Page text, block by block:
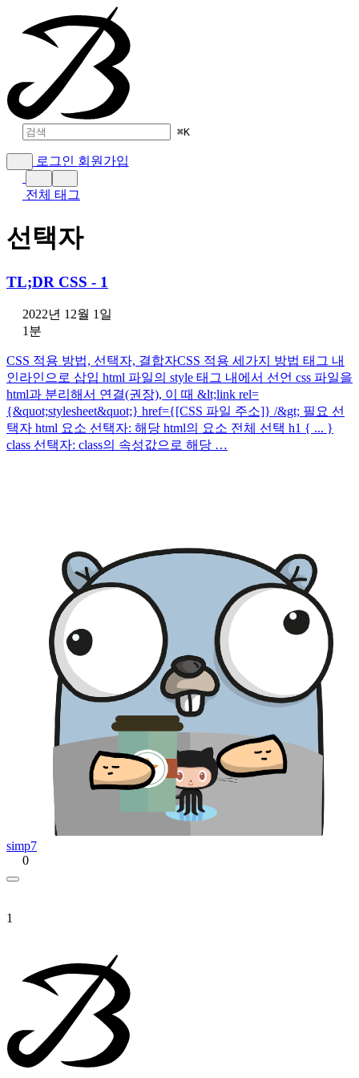
⌘K
로그인 회원가입
전체 태그
선택자
TL;DR CSS - 1
2022년 12월 1일
1분
CSS 적용 방법, 선택자, 결합자CSS 적용 세가지 방법 태그 내
인라인으로 삽입 html 파일의 style 태그 내에서 선언 css 파일을
html과 분리해서 연결(권장), 이 때 &lt;link rel=
{&quot;stylesheet&quot;} href={[CSS 파일 주소]} /&gt; 필요 선
택자 html 요소 선택자: 해당 html의 요소 전체 선택 h1 { ... }
class 선택자: class의 속성값으로 해당 …
simp7
0
1